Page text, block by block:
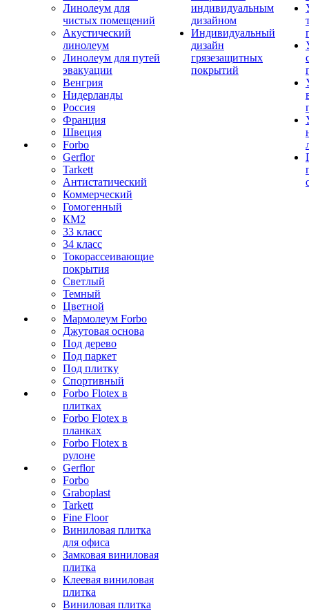
Линолеум для
чистых помещений
Акустический
линолеум
Линолеум для путей
эвакуации
Венгрия
Нидерланды
Россия
Франция
Швеция
Forbo
Gerflor
Tarkett
Антистатический
Коммерческий
Гомогенный
КМ2
33 класс
34 класс
Токорассеивающие
покрытия
Светлый
Темный
Цветной
Мармолеум Forbo
Джутовая основа
Под дерево
Под паркет
Под плитку
Спортивный
Forbo Flotex в
плитках
Forbo Flotex в
планках
Forbo Flotex в
рулоне
Gerflor
Forbo
Graboplast
Tarkett
Fine Floor
Виниловая плитка
для офиса
Замковая виниловая
плитка
Клеевая виниловая
плитка
Виниловая плитка
индивидуальным
дизайном
Индивидуальный
дизайн
грязезащитных
покрытий